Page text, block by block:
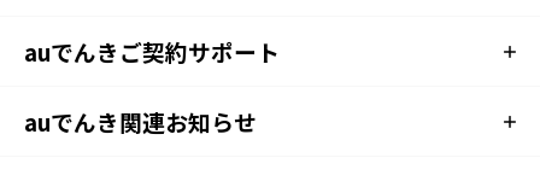
auでんきご契約サポート
auでんき関連お知らせ